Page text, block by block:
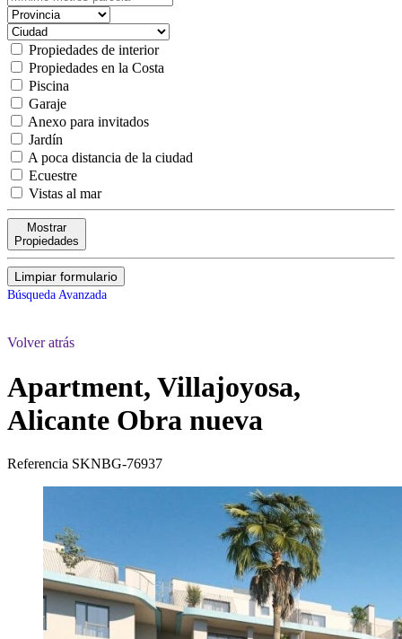
Propiedades de interior
Propiedades en la Costa
Piscina
Garaje
Anexo para invitados
Jardín
A poca distancia de la ciudad
Ecuestre
Vistas al mar
Mostrar
Propiedades
Limpiar formulario
Búsqueda Avanzada
Volver atrás
Apartment, Villajoyosa,
Alicante Obra nueva
Referencia SKNBG-76937